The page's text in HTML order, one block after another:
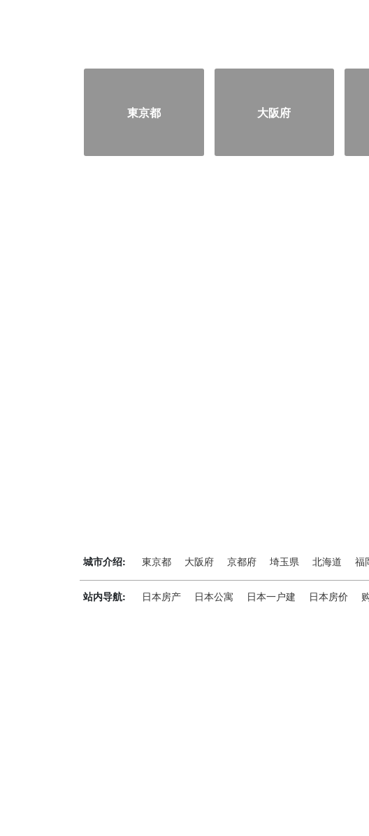
東京都 大阪府
城市介绍: 東京都 大阪府 京都府 埼玉県 北海道 福
站内导航: 日本房产 日本公寓 日本一户建 日本房价